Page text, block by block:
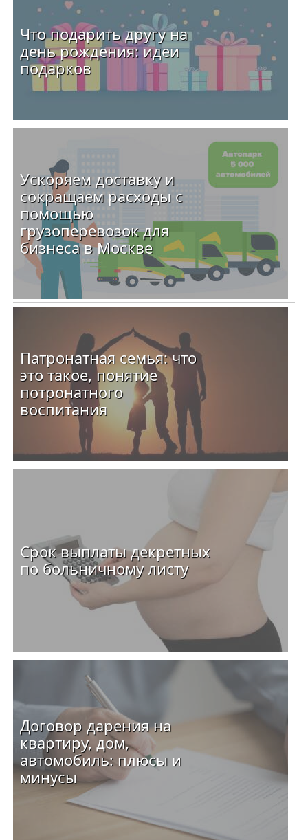
Что подарить другу на
день рождения: идеи
подарков
Ускоряем доставку и
сокращаем расходы с
помощью
грузоперевозок для
бизнеса в Москве
Патронатная семья: что
это такое, понятие
потронатного
воспитания
Срок выплаты декретных
по больничному листу
Договор дарения на
квартиру, дом,
автомобиль: плюсы и
минусы